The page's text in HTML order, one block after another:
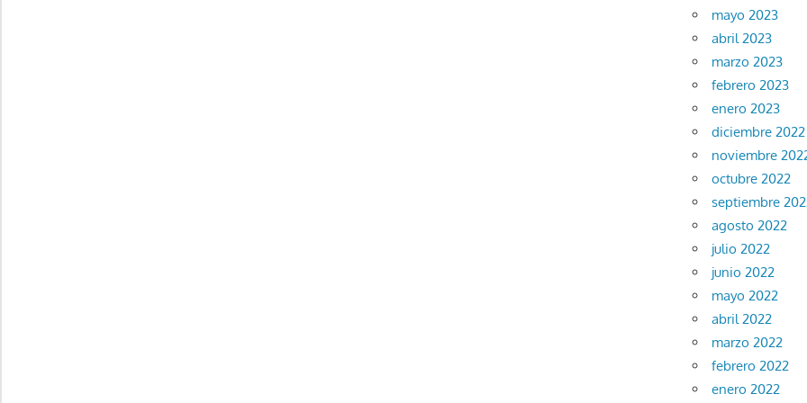
mayo 2023
abril 2023
marzo 2023
febrero 2023
enero 2023
diciembre 2022
noviembre
octubre 2022
septiembre
agosto 2022
julio 2022
junio 2022
mayo 2022
abril 2022
marzo 2022
febrero 2022
enero 2022